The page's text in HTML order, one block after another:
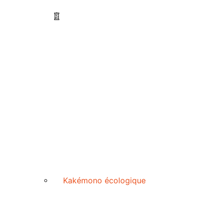
Kakémono écologique